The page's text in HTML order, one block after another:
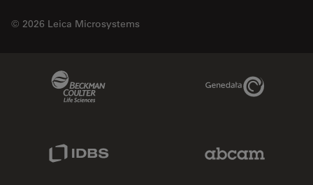
© 2026 Leica Microsystems
Genedata Link